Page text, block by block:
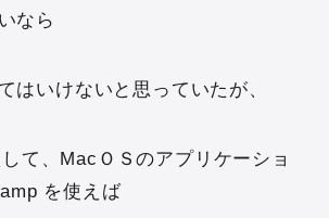
なら
はいけないと思っていたが、
て、MacＯＳのアプリケーショ
を使えば